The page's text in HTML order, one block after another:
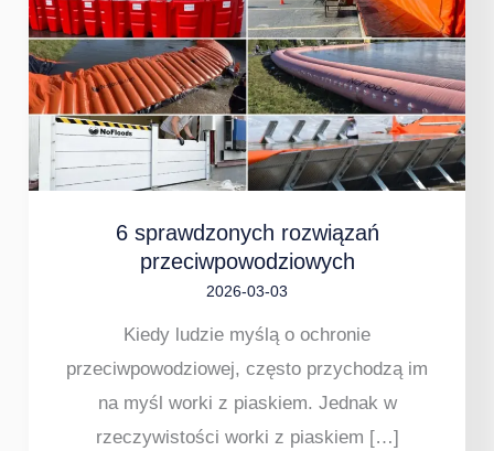
6 sprawdzonych rozwiązań
przeciwpowodziowych
2026-03-03
Kiedy ludzie myślą o ochronie
przeciwpowodziowej, często przychodzą im
na myśl worki z piaskiem. Jednak w
rzeczywistości worki z piaskiem […]
sprawdzonych
rozwiązań
przeciwpowodziowych